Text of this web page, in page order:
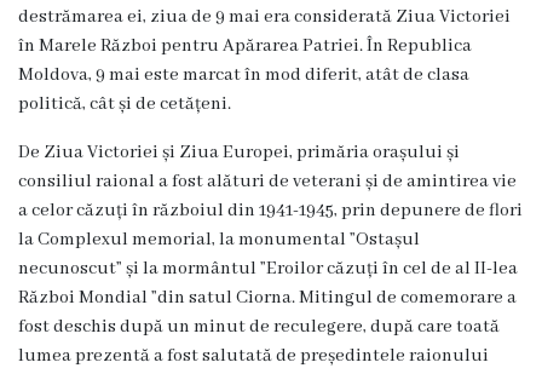
Dispozițiile
primarului
Plăți
salariale
încasate
Întreprinderi
subordonate
destrămarea ei, ziua de 9 mai era considerată Ziua Victoriei
în Marele Război pentru Apărarea Patriei. În Republica
Moldova, 9 mai este marcat în mod diferit, atât de clasa
politică, cât și de cetățeni.
De Ziua Victoriei și Ziua Europei, primăria orașului și
consiliul raional a fost alături de veterani și de amintirea vie
a celor căzuți în războiul din 1941-1945, prin depunere de flori
la Complexul memorial, la monumental ”Ostașul
necunoscut” și la mormântul ”Eroilor căzuți în cel de al II-lea
Război Mondial ”din satul Ciorna. Mitingul de comemorare a
fost deschis după un minut de reculegere, după care toată
lumea prezentă a fost salutată de președintele raionului